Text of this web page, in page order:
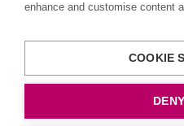
enhance and customise content
COOKIE
118 63
+46